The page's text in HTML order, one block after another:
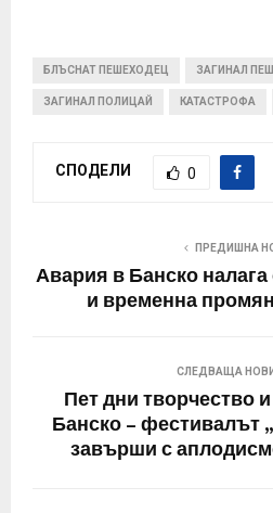
БЛЪСНАТ ПЕШЕХОДЕЦ ЗАГИНАЛ
ЗАГИНАЛ ПОЛИЦАЙ КАТАСТРОФА
СПОДЕЛИ 0
ПРЕДИШНА
Авария в Банско
и временна
СЛЕДВАЩА
Пет дни творчество
Банско – фестивалът
завърши с